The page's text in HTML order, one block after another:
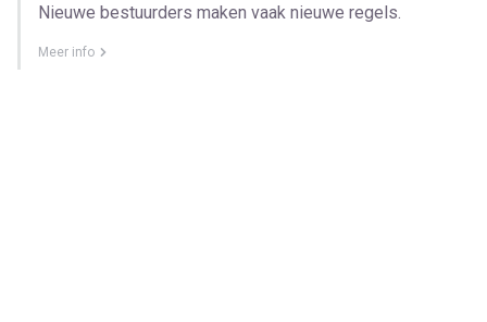
Nieuwe bestuurders maken vaak nieuwe regels.
Meer info